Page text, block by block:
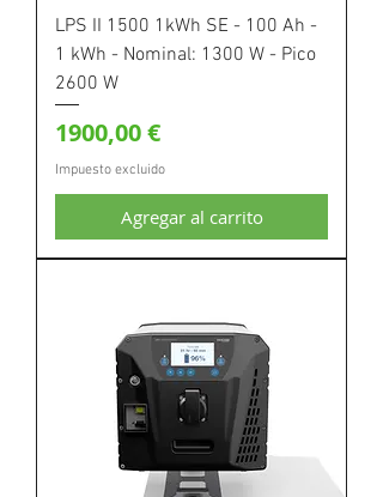
LPS II 1500 1kWh SE - 100 Ah -
1 kWh - Nominal: 1300 W - Pico
2600 W
Precio
1900,00 €
Impuesto excluido
Agregar al carrito